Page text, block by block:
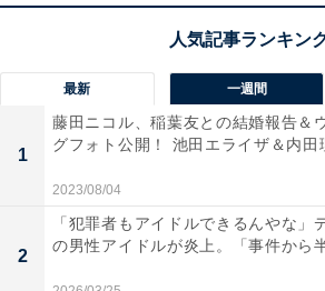
最新 一週間
1
藤田ニコル、稲葉友との結婚報告＆
グフォト公開！ 池田エライザ＆内田
2023/08/04
2
「犯罪者もアイドルできるんやな」
の男性アイドルが炎上。「事件から